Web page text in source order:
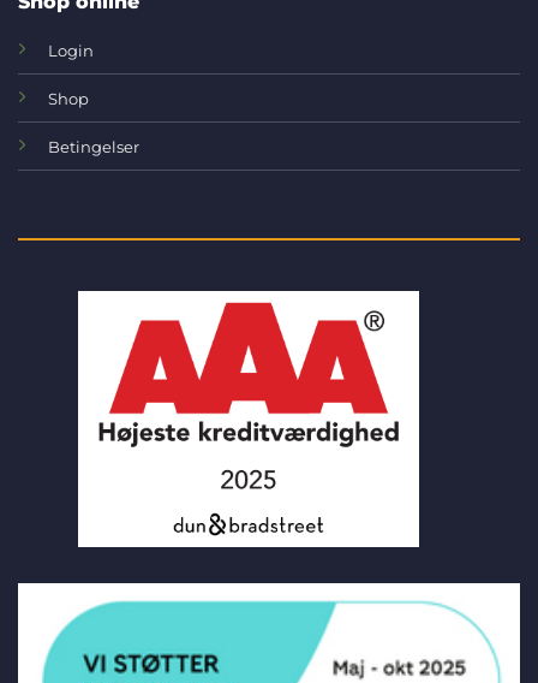
Login
Shop
Betingelser